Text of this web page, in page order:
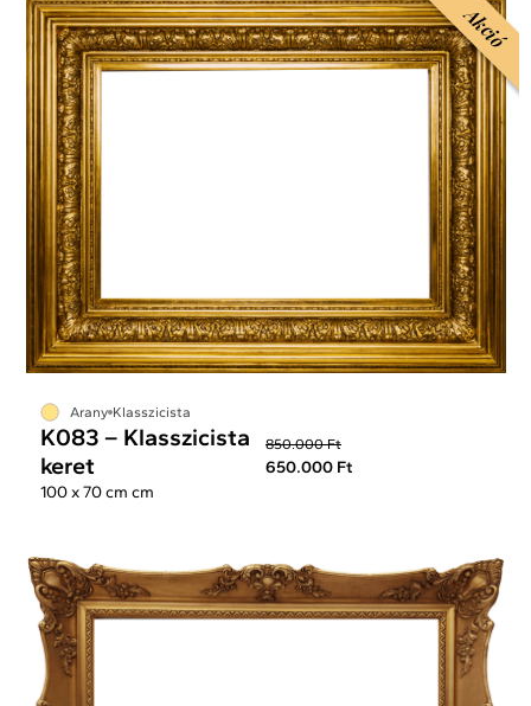
Akció
Arany Klasszicista
K083 – Klasszicista
keret
850.000 Ft
650.000 Ft
100 x 70 cm cm